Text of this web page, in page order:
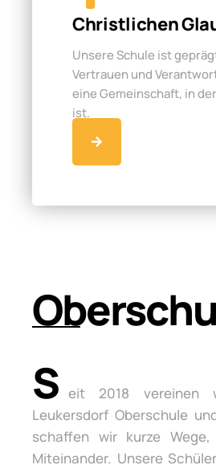
Christlichen
Unsere Schule ist
Vertrauen und
eine Gemeinschaft, in
ist.
S eit 2018 vereinen
Leukersdorf Oberschule
schaffen wir kurze
Miteinander. Unsere